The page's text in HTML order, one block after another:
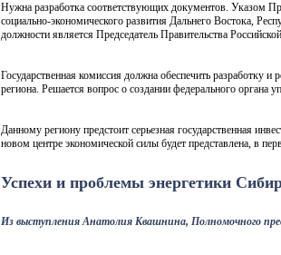
Нужна разработка соответствующих документов. Указом
социально-экономического развития Дальнего Востока,
должности является Председатель Правительства
Государственная комиссия должна обеспечить разработку
региона. Решается вопрос о создании федерального органа
Данному региону предстоит серьезная государственная
новом центре экономической силы будет представлена, в
Успехи и проблемы энергетики
Из выступления Анатолия Квашнина, Полномочного